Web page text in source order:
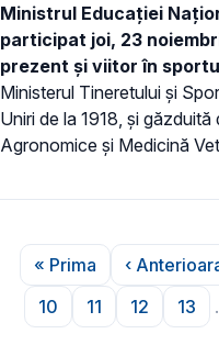
Ministrul Educației
participat joi, 23
prezent și viitor în
Ministerul Tineretului și
Uniri de la 1918, și
Agronomice și Medicină
Paginare
Prima pagină
« Prima ‹
Pagina
10
Pagina
11
Pagina
12 13